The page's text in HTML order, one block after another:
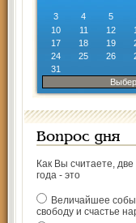
3
4 5
10
11 12
17
18 19
24
25 26
31
Вопрос дня
Как Вы считаете,
года - это
Величайшее
свободу и счастье